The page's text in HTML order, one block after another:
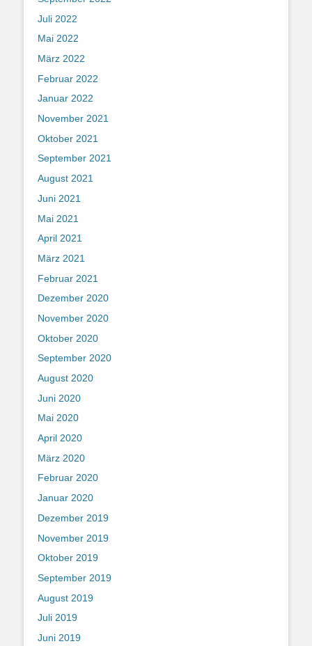
Juli 2022
Mai 2022
März 2022
Februar 2022
Januar 2022
November 2021
Oktober 2021
September 2021
August 2021
Juni 2021
Mai 2021
April 2021
März 2021
Februar 2021
Dezember 2020
November 2020
Oktober 2020
September 2020
August 2020
Juni 2020
Mai 2020
April 2020
März 2020
Februar 2020
Januar 2020
Dezember 2019
November 2019
Oktober 2019
September 2019
August 2019
Juli 2019
Juni 2019